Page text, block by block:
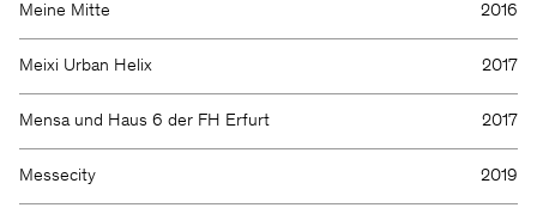
Meine Mitte 2016
Meixi Urban Helix 2017
Mensa und Haus 6 der FH Erfurt 2017
Messecity 2019